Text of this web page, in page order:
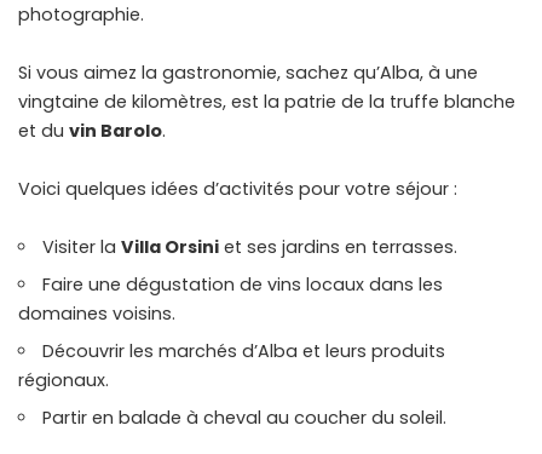
photographie.
Si vous aimez la gastronomie, sachez qu’Alba, à une
vingtaine de kilomètres, est la patrie de la truffe blanche
et du vin Barolo.
Voici quelques idées d’activités pour votre séjour :
Visiter laVilla Orsini et ses jardins en terrasses.
Faire une dégustation de vins locaux dans les
domaines voisins.
Découvrir les marchés d’Alba et leurs produits
régionaux.
Partir en balade à cheval au coucher du soleil.